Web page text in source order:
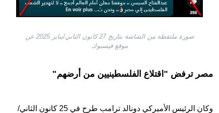
صورة ملتقطة من الشاشة بتاريخ 27 كانون الثاني/يناير 2025 عن
موقع فيسبوك
مصر ترفض "اقتلاع الفلسطينيين من أرضهم"
وكان الرئيس الأميركي دونالد ترامب طرح في 25 كانون الثاني/